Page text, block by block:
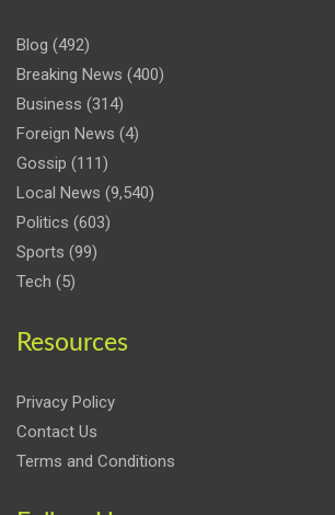
Blog (492)
Breaking News (400)
Business (314)
Foreign News (4)
Gossip (111)
Local News (9,540)
Politics (603)
Sports (99)
Tech (5)
Resources
Privacy Policy
Contact Us
Terms and Conditions